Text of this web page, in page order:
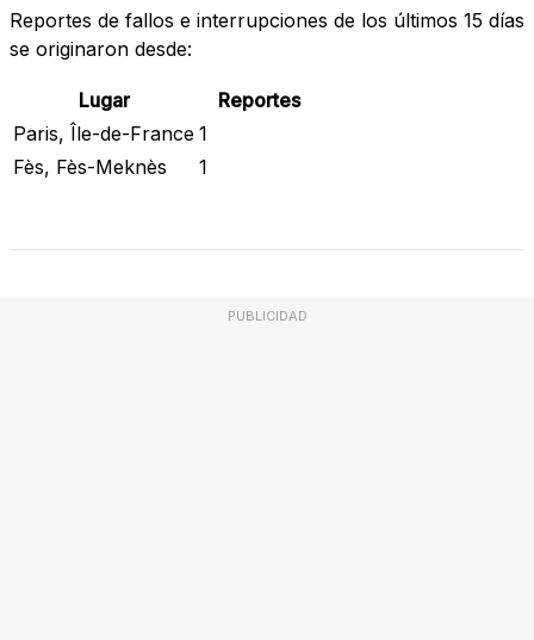
Reportes de fallos e interrupciones de los últimos 15 días
se originaron desde:
Lugar
Reportes
Paris, Île-de-France 1
Fès, Fès-Meknès
1
PUBLICIDAD